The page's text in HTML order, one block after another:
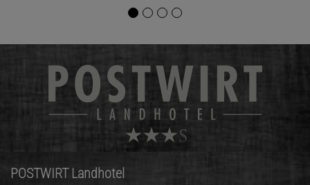
POSTWIRT Landhotel